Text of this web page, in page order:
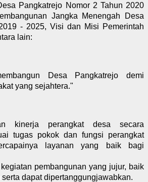
Pangkatrejo Nomor 2 Tahun 2020
Jangka Menengah Desa
- 2025, Visi dan Misi Pemerintah
lain:
Desa Pangkatrejo demi
yang sejahtera."
kinerja perangkat desa secara
tugas pokok dan fungsi perangkat
layanan yang baik bagi
pembangunan yang jujur, baik
dapat dipertanggungjawabkan.